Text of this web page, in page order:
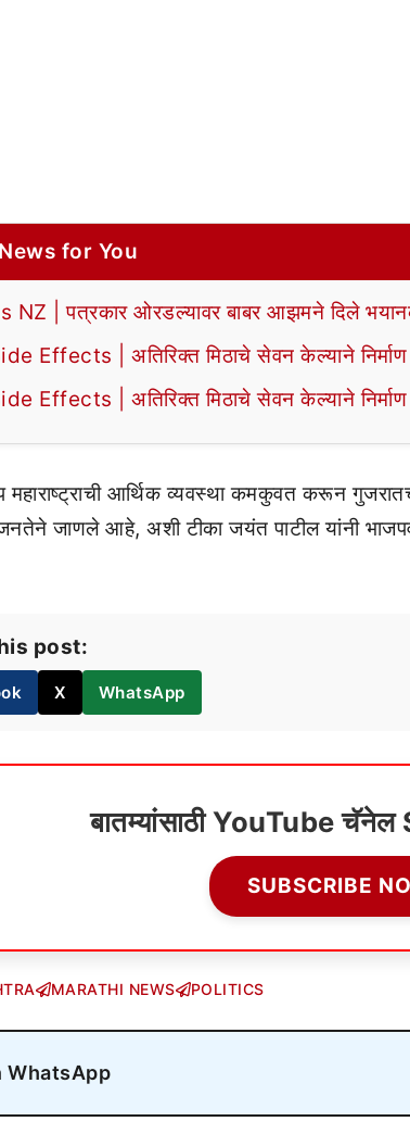
for You
NZ | पत्रकार ओरडल्यावर बाबर आझमने दिले
Effects | अतिरिक्त मिठाचे सेवन केल्याने निर्माण
Effects | अतिरिक्त मिठाचे सेवन केल्याने निर्माण
महाराष्ट्राची आर्थिक व्यवस्था कमकुवत करून
जाणले आहे, अशी टीका जयंत पाटील यांनी
post:
X WhatsApp
बातम्यांसाठी YouTube
SUBSCRIBE
MARATHI NEWS POLITICS
WhatsApp